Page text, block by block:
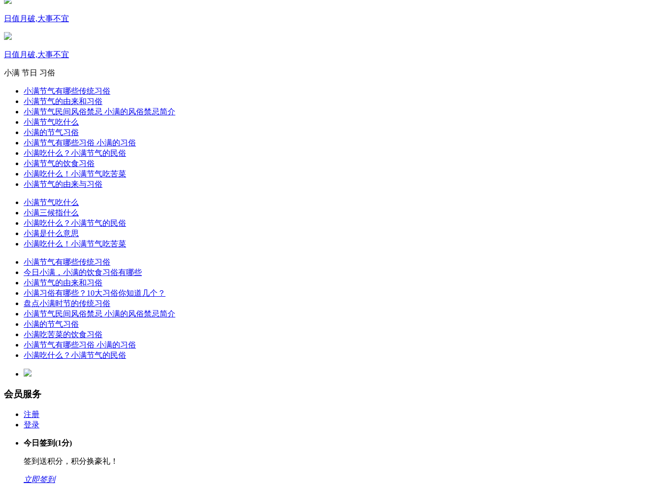
日值月破,大事不宜
日值月破,大事不宜
小满 节日 习俗
小满节气有哪些传统习俗
小满节气的由来和习俗
小满节气民间风俗禁忌 小满的风俗禁忌简介
小满节气吃什么
小满的节气习俗
小满节气有哪些习俗 小满的习俗
小满吃什么？小满节气的民俗
小满节气的饮食习俗
小满吃什么！小满节气吃苦菜
小满节气的由来与习俗
小满节气吃什么
小满三候指什么
小满吃什么？小满节气的民俗
小满是什么意思
小满吃什么！小满节气吃苦菜
小满节气有哪些传统习俗
今日小满，小满的饮食习俗有哪些
小满节气的由来和习俗
小满习俗有哪些？10大习俗你知道几个？
盘点小满时节的传统习俗
小满节气民间风俗禁忌 小满的风俗禁忌简介
小满的节气习俗
小满吃苦菜的饮食习俗
小满节气有哪些习俗 小满的习俗
小满吃什么？小满节气的民俗
会员服务
注册
登录
今日签到(1分)
签到送积分，积分换豪礼！
立即签到